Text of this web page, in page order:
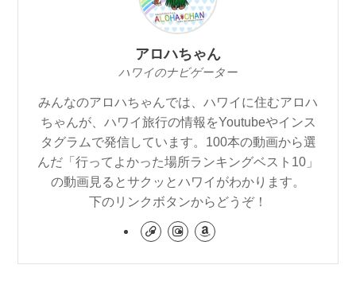
アロハちゃん
ハワイのナビゲーター
みんなのアロハちゃんでは、ハワイに住むアロハ
ちゃんが、ハワイ旅行の情報をYoutubeやインス
タグラムで発信しています。100本の動画から選
んだ「行ってよかった場所ランキングベスト10」
の動画見るとサクッとハワイがわかります。
下のリンクボタンからどうぞ！